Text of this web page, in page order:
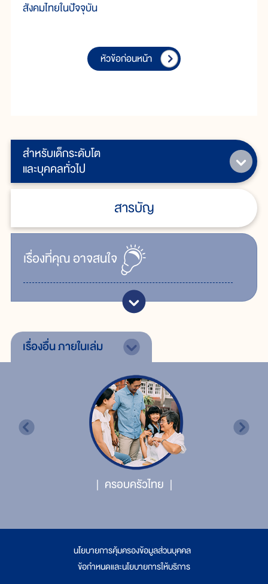
สำหรับเด็กระดับโต
และบุคคลทั่วไป
สารบัญ
เรื่ิองที่คุณอาจสนใจ
สังคมไทยในปัจจุบัน
หัวข้อก่อนหน้า
เรื่องอื่นภายในเล่ม
ครอบครัวไทย
นโยบายการคุ้มครองข้อมูลส่วนบุคคล
ข้อกำหนดและนโยบายการให้บริการ